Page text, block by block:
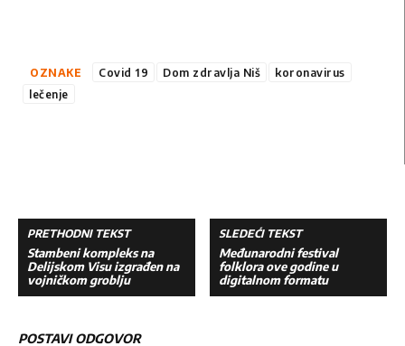
OZNAKE Covid 19 Dom zdravlja Niš
koronavirus
lečenje
PRETHODNI TEKST
Stambeni kompleks na
Delijskom Visu izgrađen na
vojničkom groblju
SLEDEĆI TEKST
Međunarodni festival
folklora ove godine u
digitalnom formatu
POSTAVI ODGOVOR